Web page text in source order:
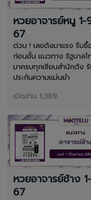
หวยอาจารย์หนู 1-
67
ด่วน ! เลขดังมาแรง รีบซื้
ก่อนอั้น แนวทาง รัฐบาลไ
มาครบทุกเซียนสำนักดัง
ประกันความแม่นยำ
เปิดอ่าน 1,389
หวยอาจารย์ช้าง
67